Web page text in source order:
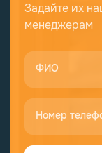
Задайте их
менеджерам
ФИО
Номер